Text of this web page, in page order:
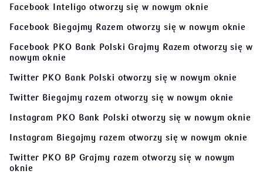
Facebook Inteligo otworzy się w nowym oknie
Facebook Biegajmy Razem otworzy się w nowym oknie
Facebook PKO Bank Polski Grajmy Razemotworzy się w
nowym oknie
Twitter PKO Bank Polski otworzy się w nowym oknie
Twitter Biegajmy razem otworzy się w nowym oknie
Instagram PKO Bank Polski otworzy się w nowym oknie
Instagram Biegajmy razem otworzy się w nowym oknie
Twitter PKO BP Grajmy razem otworzy się w nowym
oknie